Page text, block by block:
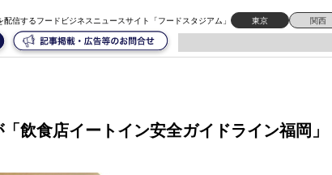
配信するフードビジネスニュースサイト「フードスタジアム」 東京 関西
飲食店イートイン安全ガイドライン福岡」